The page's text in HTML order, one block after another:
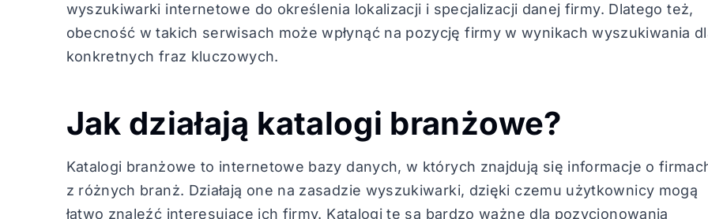
wyszukiwarki internetowe do określenia lokalizacji i specjalizacji danej firmy. Dlatego też,
obecność w takich serwisach może wpłynąć na pozycję firmy w wynikach wyszukiwania
konkretnych fraz kluczowych.
Jak działają katalogi branżowe?
Katalogi branżowe to internetowe bazy danych, w których znajdują się informacje o
z różnych branż. Działają one na zasadzie wyszukiwarki, dzięki czemu użytkownicy mogą
łatwo znaleźć interesujące ich firmy. Katalogi te są bardzo ważne dla pozycjonowania